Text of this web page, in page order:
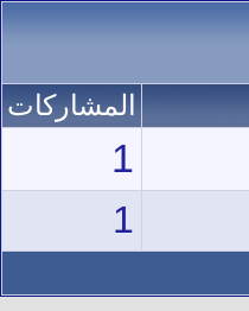
المشاركات
1
1